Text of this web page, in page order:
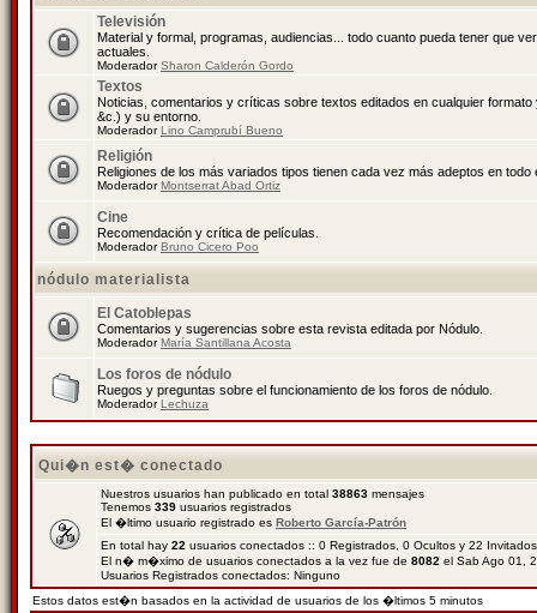
Televisión
Material y formal, programas, audiencias... todo cuanto pueda tener que
actuales.
ModeradorSharon Calderón Gordo
Textos
Noticias, comentarios y críticas sobre textos editados en cualquier
&c.) y su entorno.
ModeradorLino Camprubí Bueno
Religión
Religiones de los más variados tipos tienen cada vez más adeptos en todo
ModeradorMontserrat Abad Ortiz
Cine
Recomendación y crítica de películas.
ModeradorBruno Cicero Poo
nódulo materialista
El Catoblepas
Comentarios y sugerencias sobre esta revista editada por Nódulo.
ModeradorMaría Santillana Acosta
Los foros de nódulo
Ruegos y preguntas sobre el funcionamiento de los foros de nódulo.
ModeradorLechuza
Qui�n est� conectado
Nuestros usuarios han publicado en total 38863 mensajes
Tenemos 339 usuarios registrados
El �ltimo usuario registrado es Roberto García-Patrón
En total hay 22 usuarios conectados :: 0 Registrados, 0 Ocultos y 22
El n� m�ximo de usuarios conectados a la vez fue de 8082 el Sab Ago 01,
Usuarios Registrados conectados: Ninguno
Estos datos est�n basados en la actividad de usuarios de los �ltimos 5 minutos